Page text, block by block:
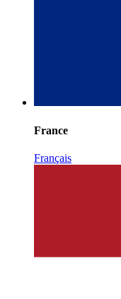
France
Français